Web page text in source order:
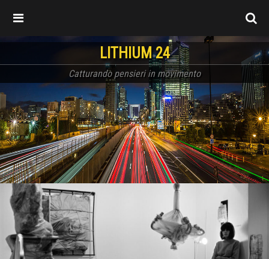
LITHIUM 24
Catturando pensieri in movimento